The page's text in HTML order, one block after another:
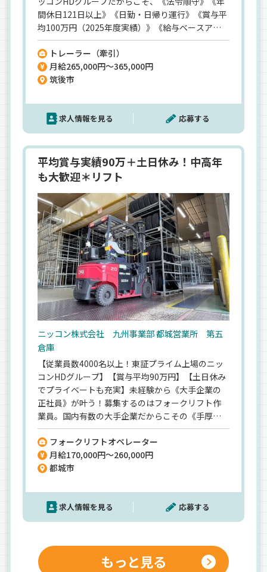
間休日121日以上》《日勤・日帰り運行》《賞与平
均100万円（2025年度実績）》《給与ベースアッ
プ実施》など、大手ならではの働きやすさを実現！
さらに、各種手当や福利厚生も充実しているので、
安心して長く活躍できます。門司区⇔飯塚市間の近
距離ピストン輸送だから身体への負担も少なめ◎
ャリアを始めませんか？
トレーラー（牽引）
月給265,000円～365,000円
筑後市
求人情報を見る 応募する
平均賞与実績90万＋土日休み！中高年
も大歓迎＊リフト
ニッコン株式会社 九州事業部 都城営業所 第五
倉庫
【従業員数4000名以上！東証プライム上場のニッ
コンHDグループ】【賞与平均90万円】【土日休み
でプライベートも充実】未経験から《大手企業の
正社員》が叶う！募集するのはフォークリフト作
業員。国内有数の大手企業だからこその《手厚い
待遇がポイント》法令厳守を徹底！賞与年2回はも
ちろん《各種手当も充実》「残業少なめ」「年3回
の大型連休」圧倒的な働きやすさ♪《未経験スタ
ートもOK》倉庫作業・フォークリフトが未経験で
中】【20代～50代まで幅広く活躍中】
フォークリフトオペレーター
月給170,000円～260,000円
都城市
求人情報を見る 応募する
もっと見る